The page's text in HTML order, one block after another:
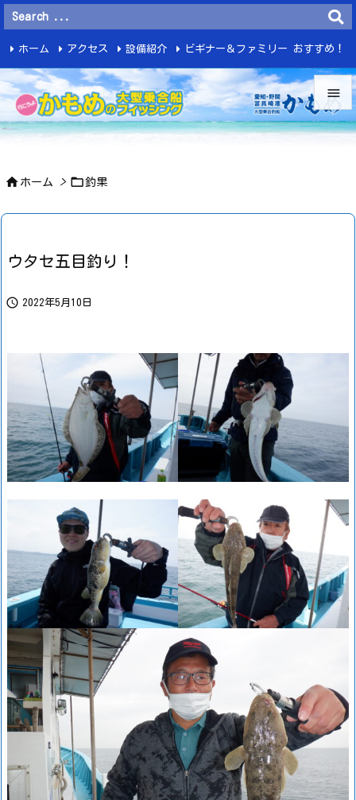


ホーム アクセス 設備紹介 ビギナー＆ファミリー おすすめ！
釣 果
 ホーム > 釣果
ウタセ五目釣り！
 2022年5月10日